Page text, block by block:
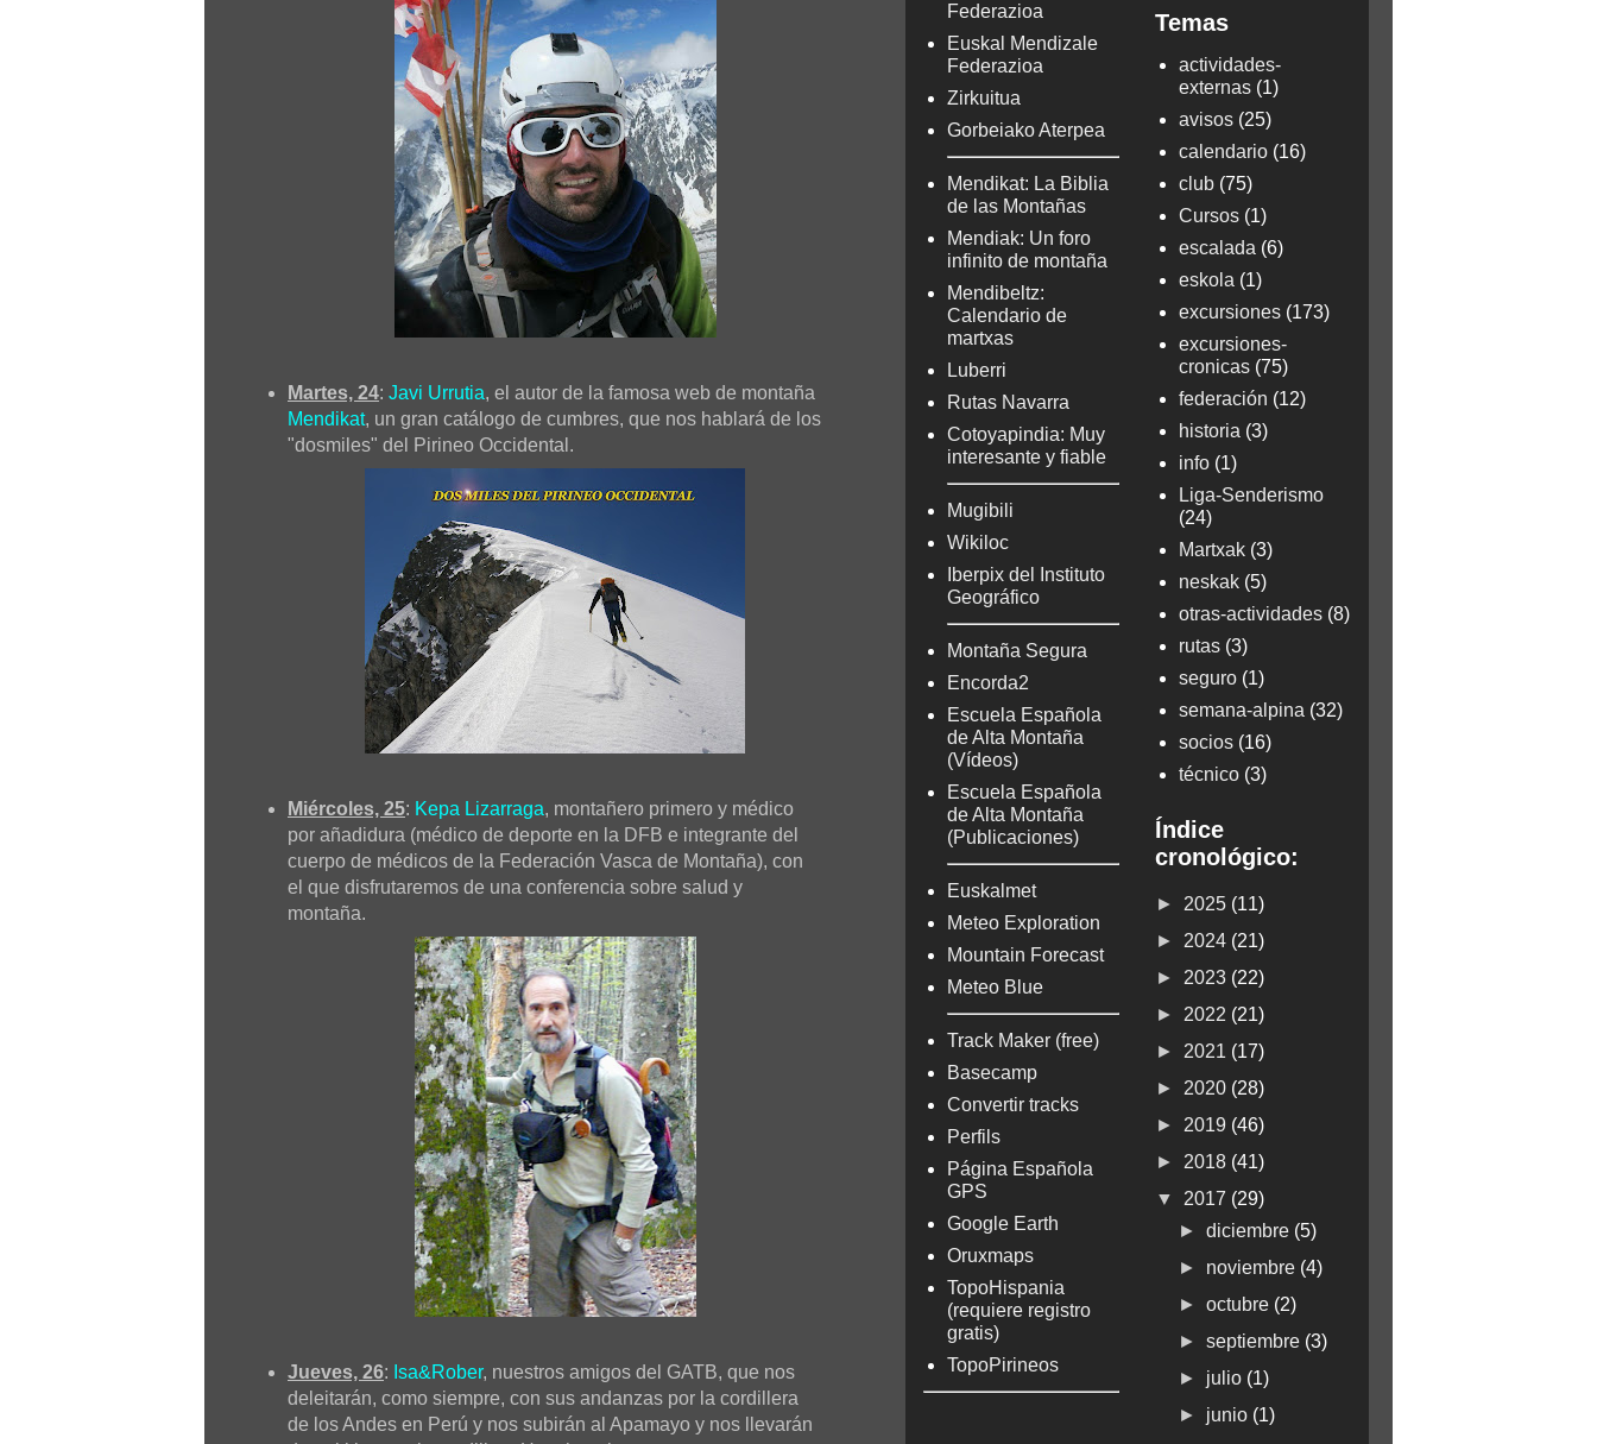
Martes, 24: Javi Urrutia, el autor de la famosa web de montaña
Mendikat, un gran catálogo de cumbres, que nos hablará de los
"dosmiles" del Pirineo Occidental.
Miércoles, 25: Kepa Lizarraga, montañero primero y médico
por añadidura (médico de deporte en la DFB e integrante del
cuerpo de médicos de la Federación Vasca de Montaña), con
el que disfrutaremos de una conferencia sobre salud y
montaña.
Jueves, 26: Isa&Rober, nuestros amigos del GATB, que nos
deleitarán, como siempre, con sus andanzas por la cordillera
de los Andes en Perú y nos subirán al Apamayo y nos llevarán
Federazioa
Euskal Mendizale
Federazioa
Zirkuitua
Gorbeiako Aterpea
Mendikat: La Biblia
de las Montañas
Mendiak: Un foro
infinito de montaña
Mendibeltz:
Calendario de
martxas
Luberri
Rutas Navarra
Cotoyapindia: Muy
interesante y fiable
Mugibili
Wikiloc
Iberpix del Instituto
Geográfico
Montaña Segura
Encorda2
Escuela Española
de Alta Montaña
(Vídeos)
Escuela Española
de Alta Montaña
(Publicaciones)
Euskalmet
Meteo Exploration
Mountain Forecast
Meteo Blue
Track Maker (free)
Basecamp
Convertir tracks
Perfils
Página Española
GPS
Google Earth
Oruxmaps
TopoHispania
(requiere registro
gratis)
TopoPirineos
Temas
actividades-
externas (1)
avisos (25)
calendario (16)
club (75)
Cursos (1)
escalada (6)
eskola (1)
excursiones (173)
excursiones-
cronicas (75)
federación (12)
historia (3)
info (1)
Liga-Senderismo
(24)
Martxak (3)
neskak (5)
otras-actividades (8)
rutas (3)
seguro (1)
semana-alpina (32)
socios (16)
técnico (3)
Índice
cronológico:
► 2025 (11)
► 2024 (21)
► 2023 (22)
► 2022 (21)
► 2021 (17)
► 2020 (28)
► 2019 (46)
► 2018 (41)
▼ 2017 (29)
►diciembre (5)
► noviembre (4)
►octubre (2)
►septiembre (3)
► julio (1)
► junio (1)